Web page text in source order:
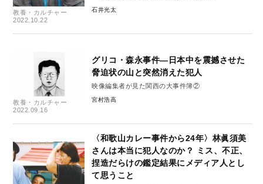
教養・カルチャー
2022.10.22
石井光太
教養・カルチャー
2022.09.16
グリコ・森永事件―日本中を震撼させた
脅迫状の山と突然消えた犯人
映像編集者が見た関西の大事件簿②
宮村浩高
〈和歌山カレー事件から24年〉林眞須美
さんは本当に犯人なのか？ ミス、不正、
捏造だらけの鑑定結果にメディア人とし
て思うこと